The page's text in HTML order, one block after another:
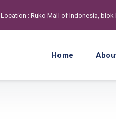
Location : Ruko Mall of Indonesia, blok
Home